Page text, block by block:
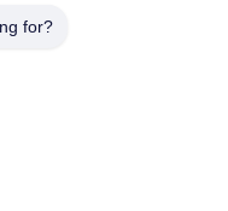
for?